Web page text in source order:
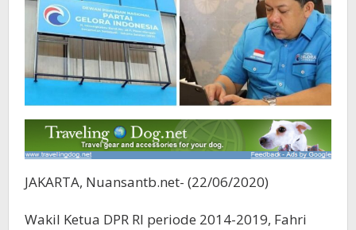
JAKARTA, Nuansantb.net- (22/06/2020)
Wakil Ketua DPR RI periode 2014-2019, Fahri